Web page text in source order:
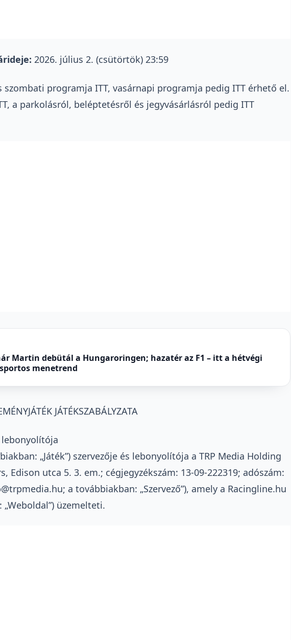
2026. július 2. (csütörtök) 23:59
szombati programja ITT, vasárnapi programja pedig ITT érhető el.
, a parkolásról, beléptetésről és jegyvásárlásról pedig ITT
Martin debütál a Hungaroringen; hazatér az F1 – itt a hétvégi
menetrend
JÁTÉKSZABÁLYZATA
lebonyolítója
„Játék”) szervezője és lebonyolítója a TRP Media Holding
Edison utca 5. 3. em.; cégjegyzékszám: 13-09-222319; adószám:
a továbbiakban: „Szervező”), amely a Racingline.hu
üzemelteti.